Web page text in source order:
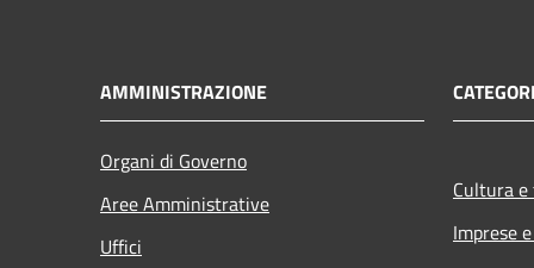
AMMINISTRAZIONE
Organi di Governo
Aree Amministrative
Uffici
Cultura
Imprese